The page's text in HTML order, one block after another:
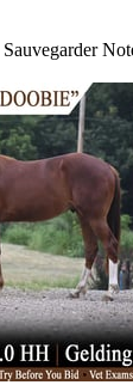
Sauvegarder